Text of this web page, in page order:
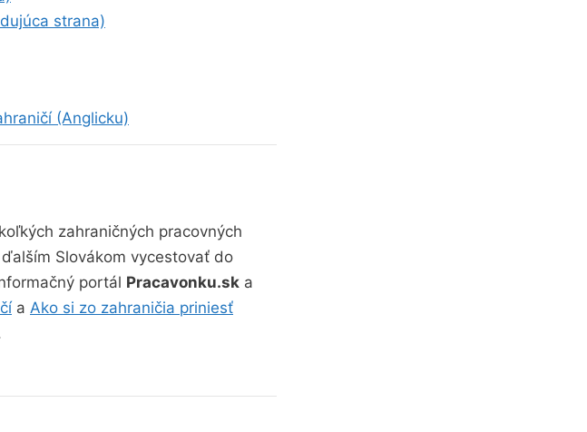
strana)
(Anglicku)
zahraničných pracovných
Slovákom vycestovať do
portál Pracavonku.sk a
a Ako si zo zahraničia priniesť